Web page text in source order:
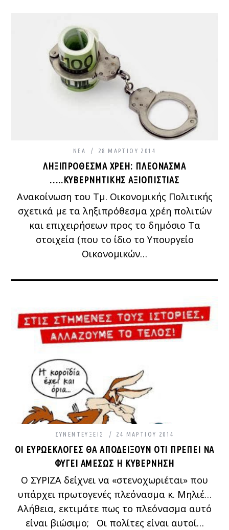
ΝΈΑ 28 ΜΑΡΤΊΟΥ 2014
ΛΗΞΙΠΡΟΘΕΣΜΑ ΧΡΕΗ: ΠΛΕΟΝΑΣΜΑ
…..ΚΥΒΕΡΝΗΤΙΚΗΣ ΑΞΙΟΠΙΣΤΙΑΣ
Ανακοίνωση του Τμ. Οικονομικής Πολιτικής
σχετικά με τα ληξιπρόθεσμα χρέη πολιτών
και επιχειρήσεων προς το δημόσιo Τα
στοιχεία (που το ίδιο το Υπουργείο
Οικονομικών…
ΣΥΝΕΝΤΕΎΞΕΙΣ 24 ΜΑΡΤΊΟΥ 2014
ΟΙ ΕΥΡΩΕΚΛΟΓΈΣ ΘΑ ΑΠΟΔΕΊΞΟΥΝ ΌΤΙ ΠΡΈΠΕΙ ΝΑ
ΦΎΓΕΙ ΑΜΈΣΩΣ Η ΚΥΒΈΡΝΗΣΗ
Ο ΣΥΡΙΖΑ δείχνει να «στενοχωριέται» που
υπάρχει πρωτογενές πλεόνασμα κ. Μηλιέ…
Αλήθεια, εκτιμάτε πως το πλεόνασμα αυτό
είναι βιώσιμο; Οι πολίτες είναι αυτοί…